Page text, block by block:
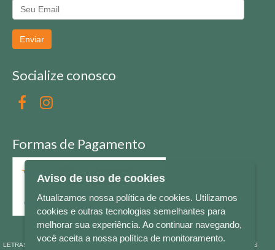
Enviar
Socialize conosco
Formas de Pagamento
LETRAS & CIA - CNPJ n° 88.587.548/0001-20 - Térreo Bourbon Shopping - AV. NAÇÕES
Aviso de uso de cookies
Atualizamos nossa política de cookies. Utilizamos
cookies e outras tecnologias semelhantes para
melhorar sua experiência. Ao continuar navegando,
você aceita a nossa política de monitoramento.